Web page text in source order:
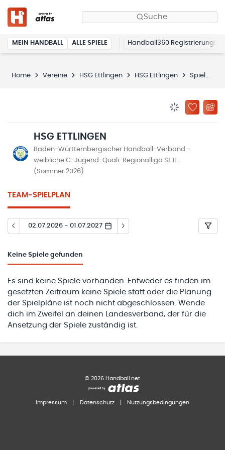
Suche
MEIN HANDBALL ALLE SPIELE Handball360 Registrierung
Home Vereine HSG Ettlingen HSG Ettlingen Spielplan
ZU
HSG ETTLINGEN
Baden-Württembergischer Handball-Verband -
weibliche C-Jugend-Quali-Regionalliga St 1E
(Sommer 2026)
TEAM-SPIELPLAN
02.07.2026 - 01.07.2027
Keine Spiele gefunden
Es sind keine Spiele vorhanden. Entweder es finden im
gesetzten Zeitraum keine Spiele statt oder die Planung
der Spielpläne ist noch nicht abgeschlossen. Wende
dich im Zweifel an deinen Landesverband, der für die
Ansetzung der Spiele zuständig ist.
© 2026 Handball.net
Impressum Datenschutz Nutzungsbedingungen